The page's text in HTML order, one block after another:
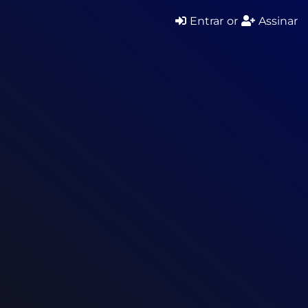
Entrar or Assinar